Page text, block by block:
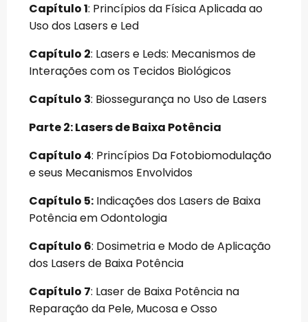
Capítulo 1: Princípios da Física Aplicada ao
Uso dos Lasers e Led
Capítulo 2: Lasers e Leds: Mecanismos de
Interações com os Tecidos Biológicos
Capítulo 3: Biossegurança no Uso de Lasers
Parte 2: Lasers de Baixa Potência
Capítulo 4: Princípios Da Fotobiomodulação
e seus Mecanismos Envolvidos
Capítulo 5: Indicações dos Lasers de Baixa
Potência em Odontologia
Capítulo 6: Dosimetria e Modo de Aplicação
dos Lasers de Baixa Potência
Capítulo 7: Laser de Baixa Potência na
Reparação da Pele, Mucosa e Osso